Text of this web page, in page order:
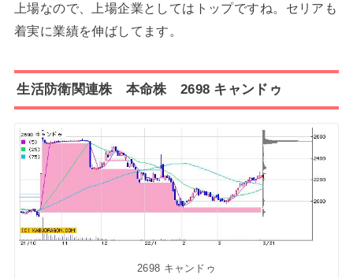
上場なので、上場企業としてはトップですね。セリアも
着実に業績を伸ばしてます。
生活防衛関連株 本命株 2698 キャンドゥ
2698 キャンドゥ